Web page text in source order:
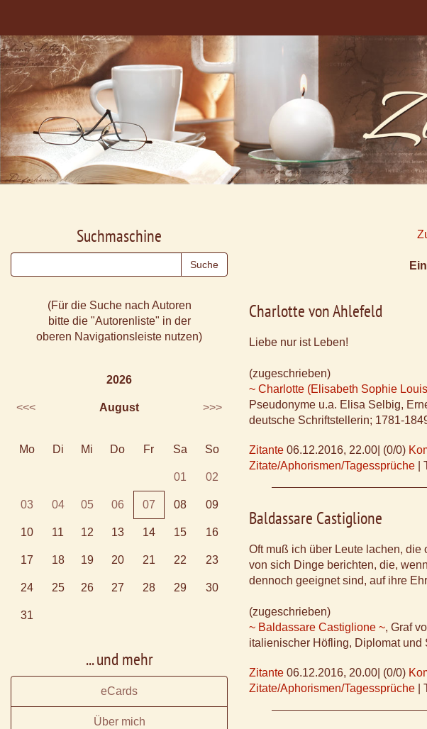
Charlotte von Ahlefeld
Liebe nur ist Leben!
(zugeschrieben)
~ Charlotte (Elisabeth Sophie
Pseudonyme u.a. Elisa Selbig,
deutsche Schriftstellerin; 1781-
Zitante 06.12.2016, 22.00 (0/0)
Zitate/Aphorismen/Tagessprüche
Baldassare Castiglione
Oft muß ich über Leute lachen,
von sich Dinge berichten, die,
dennoch geeignet sind, auf ihre
(zugeschrieben)
~ Baldassare Castiglione ~, Graf
italienischer Höfling, Diplomat und
Zitante 06.12.2016, 20.00 (0/0)
Zitate/Aphorismen/Tagessprüche
Suchmaschine
(Für die Suche nach Autoren
bitte die "Autorenliste" in der
oberen Navigationsleiste nutzen)
2026
<<< August >>>
Mo Di Mi Do Fr Sa So
01 02
03 04 05 06 07 08 09
10 11 12 13 14 15 16
17 18 19 20 21 22 23
24 25 26 27 28 29 30
31
... und mehr
eCards
Über mich